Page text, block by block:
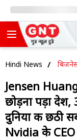
Hindi News
Jensen
छोड़ना पड़ा
दुनिया की छठी
Nvidia के